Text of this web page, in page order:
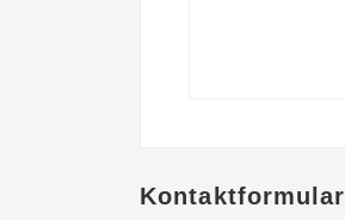
Kontaktformular